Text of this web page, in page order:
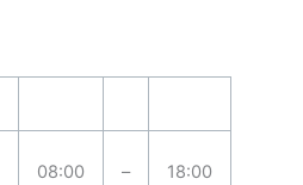
08:00 – 18:00